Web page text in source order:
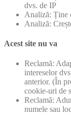
dvs. de IP
Analiză: Ține
Analiză:
Acest site nu va
Reclamă:
intereselor
anterior. (În
cookie-uri de
Reclamă:
numele sau